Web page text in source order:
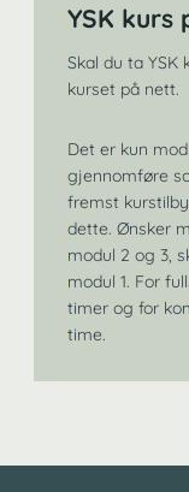
YSK kurs
Skal du ta YSK
kurset på nett.
Det er kun
gjennomføre
fremst
dette. Ønsker
modul 2 og 3,
modul 1. For
timer og for
time.